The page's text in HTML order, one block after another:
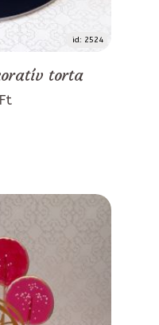
id: 2524
torta